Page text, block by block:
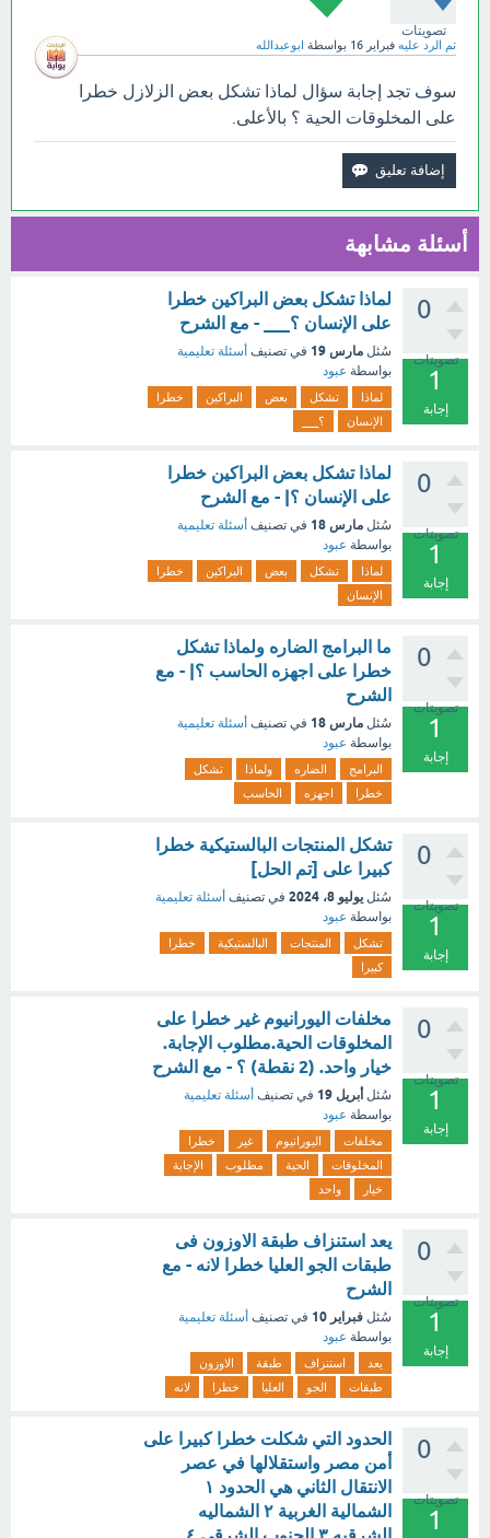
تصويتات
تم الرد عليه فبراير 16 بواسطة ابوعبدالله
سوف تجد إجابة سؤال لماذا تشكل بعض الزلازل خطرا
على المخلوقات الحية ؟ بالأعلى.
أسئلة مشابهة
0
تصويتات
1
إجابة
لماذا تشكل بعض البراكين خطرا
على الإنسان ؟___ - مع الشرح
سُئل مارس 19 في تصنيف أسئلة تعليمية
بواسطة عبود
لماذا تشكل بعض البراكين
خطرا
الإنسان
؟___
0
تصويتات
1
إجابة
لماذا تشكل بعض البراكين خطرا
على الإنسان ؟| - مع الشرح
سُئل مارس 18 في تصنيف أسئلة تعليمية
بواسطة عبود
لماذا تشكل بعض البراكين
خطرا
الإنسان
0
تصويتات
1
إجابة
ما البرامج الضاره ولماذا تشكل
خطرا على اجهزه الحاسب ؟| - مع
الشرح
سُئل مارس 18 في تصنيف أسئلة تعليمية
بواسطة عبود
البرامج الضاره ولماذا
تشكل
خطرا
اجهزه الحاسب
0
تصويتات
1
إجابة
تشكل المنتجات البالستيكية خطرا
كبيرا على [تم الحل]
سُئل يوليو 8، 2024 في تصنيف أسئلة تعليمية
بواسطة عبود
تشكل المنتجات البالستيكية
خطرا
كبيرا
0
تصويتات
1
إجابة
مخلفات اليورانيوم غير خطرا على
المخلوقات الحية.مطلوب الإجابة.
خيار واحد. (2 نقطة) ؟ - مع الشرح
سُئل أبريل 19 في تصنيف أسئلة تعليمية
بواسطة عبود
مخلفات اليورانيوم غير
خطرا
المخلوقات
الحية مطلوب
الإجابة
خيار
واحد
0
تصويتات
1
إجابة
يعد استنزاف طبقة الاوزون فى
طبقات الجو العليا خطرا لانه - مع
الشرح
سُئل فبراير 10 في تصنيف أسئلة تعليمية
بواسطة عبود
يعد استنزاف طبقة
الاوزون
طبقات
الجو العليا خطرا لانه
0
تصويتات
1
الحدود التي شكلت خطرا كبيرا على
أمن مصر واستقلالها في عصر
الانتقال الثاني هي الحدود ١
الشمالية الغربية ٢ الشماليه